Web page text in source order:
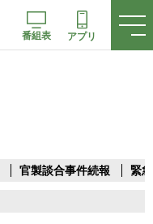
番組表 アプリ
官製談合事件続報 緊